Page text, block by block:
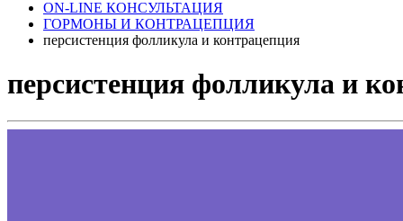
ON-LINE КОНСУЛЬТАЦИЯ
ГОРМОНЫ И КОНТРАЦЕПЦИЯ
персистенция фолликула и контрацепция
персистенция фолликула и